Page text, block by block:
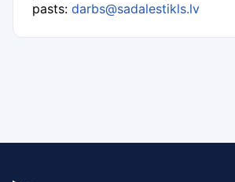
pasts: darbs@sadalestikls.lv